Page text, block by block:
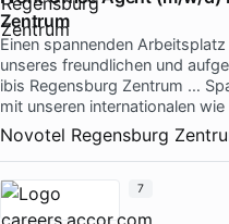
Zentrum
Einen spannenden
unseres freundlichen und
ibis Regensburg Zentrum …
mit unseren internationalen
Novotel Regensburg
7